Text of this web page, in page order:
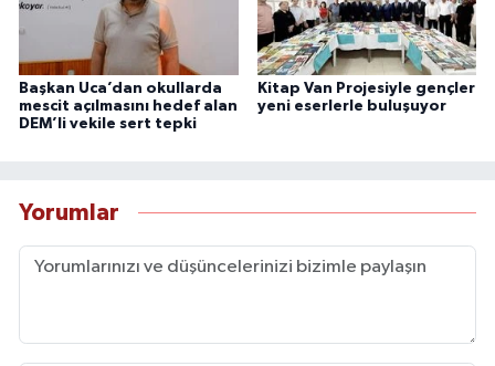
Başkan Uca’dan okullarda
mescit açılmasını hedef alan
DEM’li vekile sert tepki
Kitap Van Projesiyle gençler
yeni eserlerle buluşuyor
Yorumlar